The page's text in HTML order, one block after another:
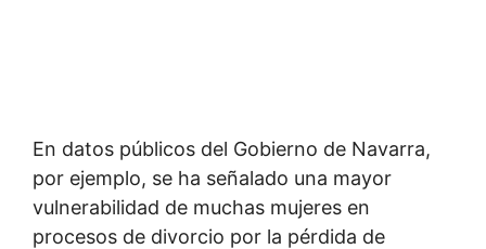
En datos públicos del Gobierno de Navarra,
por ejemplo, se ha señalado una mayor
vulnerabilidad de muchas mujeres en
procesos de divorcio por la pérdida de